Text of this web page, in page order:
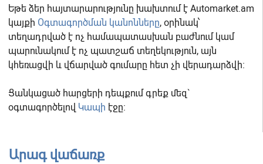
Եթե ձեր հայտարարությունը խախտում է Automarket.am
կայքի Օգտագործման կանոնները, օրինակ՝
տեղադրված է ոչ համապատասխան բաժնում կամ
պարունակում է ոչ պատշաճ տեղեկություն, այն
կհեռացվի և վճարված գումարը հետ չի վերադարձվի։
Ցանկացած հարցերի դեպքում գրեք մեզ`
օգտագործելով Կապի էջը։
Արագ վաճառք